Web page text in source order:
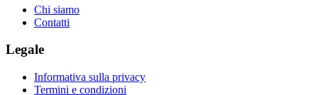
Chi siamo
Contatti
Legale
Informativa sulla privacy
Termini e condizioni